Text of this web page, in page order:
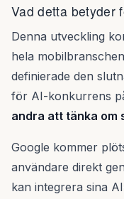
Vad detta betyder
Denna utveckling
hela
definierade den
för AI-konkurrens
andra att tänka om
Google kommer
användare direkt
kan integrera sina